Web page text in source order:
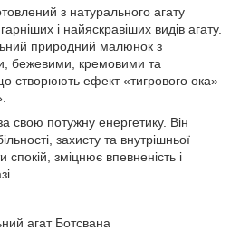
з натурального агату
і найяскравіших видів агату.
природний малюнок з
бежевими, кремовими та
створюють ефект «тигрового ока»
свою потужну енергетику. Він
захисту та внутрішньої
спокій, зміцнює впевненість і
агат Ботсвана